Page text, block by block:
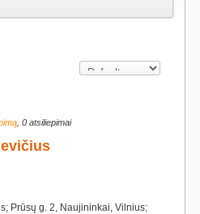
, 0 atsiliepimai
Prūsų g. 2, Naujininkai, Vilnius;